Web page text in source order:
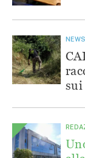
NEWS
sui